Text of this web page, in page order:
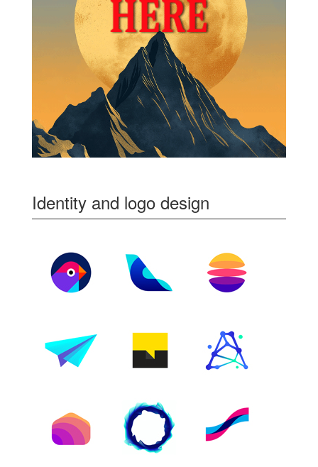
Identity and logo design